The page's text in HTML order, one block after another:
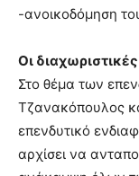
-ανοικοδόμηση
Οι
Στο θέμα των
Τζανακόπουλος
επενδυτικό
αρχίσει να